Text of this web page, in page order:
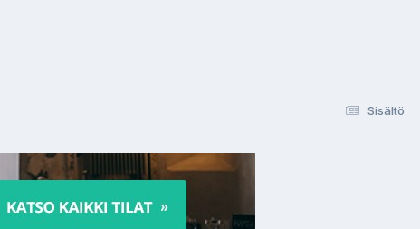
Sisältö